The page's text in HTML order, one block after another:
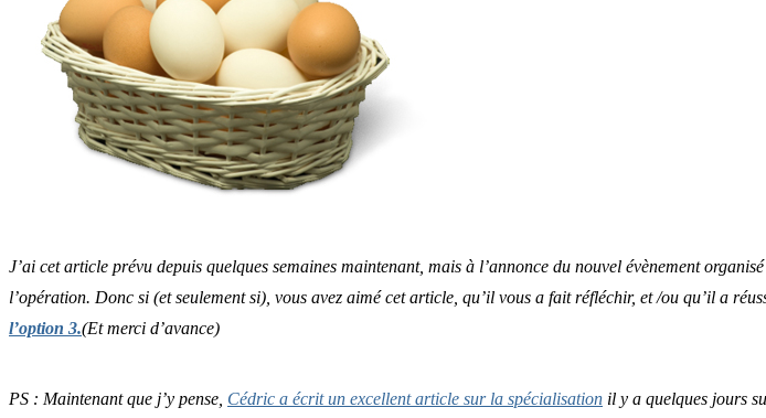
J’ai cet article prévu depuis quelques semaines maintenant, mais à l’annonce du nouvel évènement
l’opération. Donc si (et seulement si), vous avez aimé cet article, qu’il vous a fait réfléchir, et /ou qu’il a
l’option 3.(Et merci d’avance)
PS : Maintenant que j’y pense, Cédric a écrit un excellent article sur la spécialisation il y a quelques jours